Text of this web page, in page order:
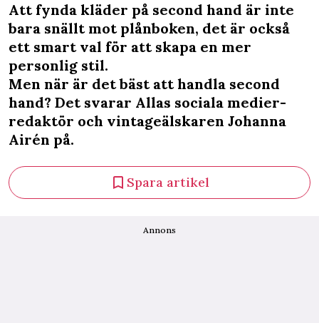
Att fynda kläder på second hand är inte
bara snällt mot plånboken, det är också
ett smart val för att skapa en mer
personlig stil.
Men när är det bäst att handla second
hand? Det svarar Allas sociala medier-
redaktör och vintageälskaren Johanna
Airén på.
Spara artikel
Annons